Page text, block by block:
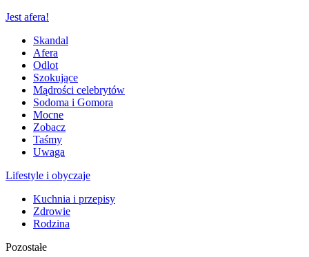
Jest afera!
Skandal
Afera
Odlot
Szokujące
Mądrości celebrytów
Sodoma i Gomora
Mocne
Zobacz
Taśmy
Uwaga
Lifestyle i obyczaje
Kuchnia i przepisy
Zdrowie
Rodzina
Pozostałe